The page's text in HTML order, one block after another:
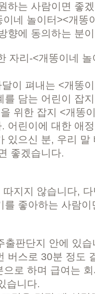
하는 사람이면 좋
이네 놀이터><개똥
향에 동의하는 분
자리-<개똥이네
이 펴내는 <개똥
를 담는 어린이 잡
위한 잡지 <개똥
어린이에 대한 애
있으신 분, 우리 말
좋겠습니다.
지지 않습니다,
를 좋아하는 사람
출판단지 안에 있
버스로 30분 정도
으로 하며 급여는
습니다.